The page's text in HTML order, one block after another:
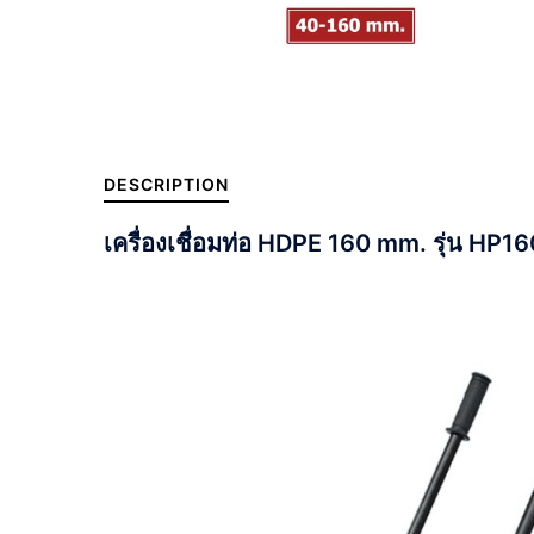
DESCRIPTION
เครื่องเชื่อมท่อ HDPE 160 mm. รุ่น